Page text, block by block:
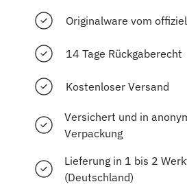
Originalware vom
14 Tage Rückgaberecht
Kostenloser Versand
Versichert und in
Verpackung
Lieferung in 1 bis 2
(Deutschland)